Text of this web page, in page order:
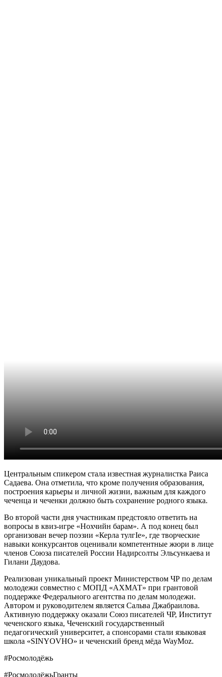
Центральным спикером стала известная журналистка Раиса
Садаева. Она отметила, что кроме получения образования,
построения карьеры и личной жизни, важным для каждого
чеченца и чеченки должно быть сохранение родного языка.
Во второй части дня участникам предстояло ответить на
вопросы в квиз-игре «Нохчийн барам». А под конец был
организован вечер поэзии «Керла тулгIе», где творческие
навыки конкурсантов оценивали компетентные жюри в лице
членов Союза писателей России Надирсолты Эльсункаева и
Гилани Даудова.
Реализован уникальный проект Министерством ЧР по делам
молодежи совместно с МОПД «АХМАТ» при грантовой
поддержке Федерального агентства по делам молодежи.
Автором и руководителем является Сальва Джабраилова.
Активную поддержку оказали Союз писателей ЧР, Институт
чеченского языка, Чеченский государственный
педагогический университет, а спонсорами стали языковая
школа «SINYOVHO» и чеченский бренд ⁠мёда WayMoz.
#Росмолодёжь
#РосмолодёжьГранты